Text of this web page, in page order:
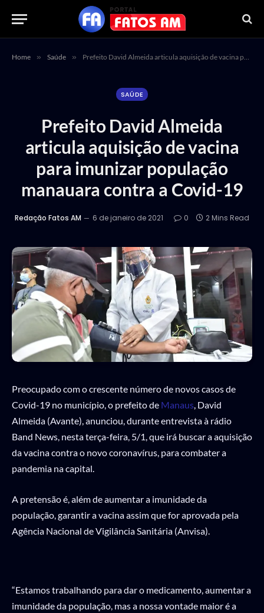
Home » Saúde » Prefeito David Almeida articula aquisição de vacina para imunizar população manauara contra a Covid-19
SAÚDE
Prefeito David Almeida
articula aquisição de vacina
para imunizar população
manauara contra a Covid-19
Redação Fatos AM 6 de janeiro de 2021 0 2 Mins Read
Preocupado com o crescente número de novos casos de
Covid-19 no município, o prefeito de Manaus, David
Almeida (Avante), anunciou, durante entrevista à rádio
Band News, nesta terça-feira, 5/1, que irá buscar a aquisição
da vacina contra o novo coronavírus, para combater a
pandemia na capital.
A pretensão é, além de aumentar a imunidade da
população, garantir a vacina assim que for aprovada pela
Agência Nacional de Vigilância Sanitária (Anvisa).
“Estamos trabalhando para dar o medicamento, aumentar a
imunidade da população, mas a nossa vontade maior é a